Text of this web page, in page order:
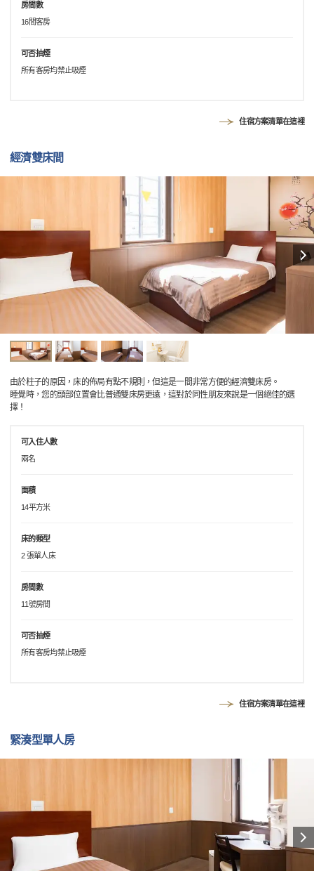
房間數
16間客房
可否抽煙
所有客房均禁止吸煙
住宿方案清單在這裡
經濟雙床間
由於柱子的原因，床的佈局有點不規則，但這是一間非常方便的經濟雙床房。
睡覺時，您的頭部位置會比普通雙床房更遠，這對於同性朋友來說是一個絕佳的選
擇！
可入住人數
兩名
面積
14平方米
床的類型
2 張單人床
房間數
11號房間
可否抽煙
所有客房均禁止吸煙
住宿方案清單在這裡
緊湊型單人房